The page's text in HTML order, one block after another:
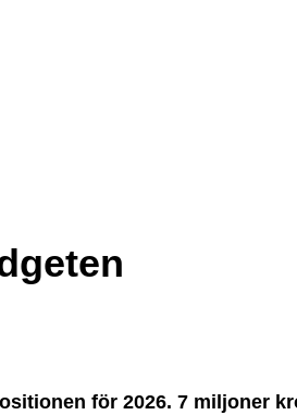
för 2026. 7 miljoner